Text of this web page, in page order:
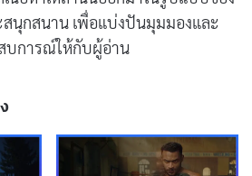
เข้าใจจังหวะการเล่าเรื่องแนวดาร์
ตอนแรกของ The Husband เปิด
ภรรยาที่กำลังปีนยอดเขาด้วยกัน
สนุกสนาน เพื่อแบ่งปันมุมมองและ
บการณ์ให้กับผู้อ่าน